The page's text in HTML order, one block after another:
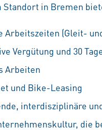
Standort in Bremen
Arbeitszeiten (Gleit-
Vergütung und 30
Arbeiten
und Bike-Leasing
interdisziplinäre
die